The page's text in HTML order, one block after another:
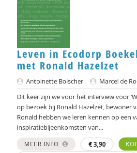
Didier Fassin
Saar Frieling
Olaf Galisch
Bert Gasenbeek
Kees Greven
Jason Heap
Bas Heijne
Kees Hellingman
Leven in Ecodorp
met Ronald Hazelzet
Antoinette Bolscher
Marcel de
Dit keer zijn we voor het interview voor
op bezoek bij Ronald Hazelzet, bewoner
Ronald hebben we leren kennen op een
inspiratiebijeenkomsten van...
MEER INFO €3,90